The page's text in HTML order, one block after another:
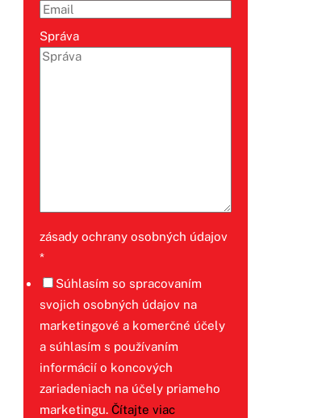
Správa
zásady ochrany osobných údajov
*
Súhlasím so spracovaním
svojich osobných údajov na
marketingové a komerčné účely
a súhlasím s používaním
informácií o koncových
zariadeniach na účely priameho
marketingu. Čítajte viac